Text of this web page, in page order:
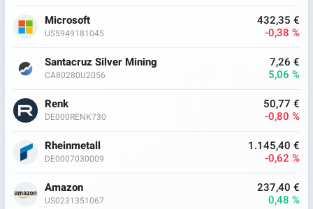
Microsoft
US5949181045
432,35 €
-0,38 %
Santacruz Silver Mining
CA80280U2056
7,26 €
5,06 %
Renk
DE000RENK730
50,77 €
-0,80 %
Rheinmetall
DE0007030009
1.145,40 €
-0,62 %
Amazon
US0231351067
237,40 €
0,48 %